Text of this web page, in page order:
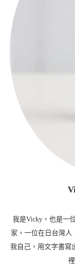
我是Vicky，也是一
家，一位在日台灣人
我自己，用文字書寫